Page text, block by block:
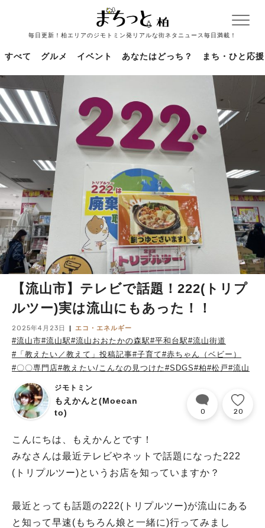
毎日更新！柏エリアのジモトミン発リアルな街ネタニュース毎日満載！
すべて グルメ イベント あなたはどっち？ まち・ひと応援
【流山市】テレビで話題！222(トリプ
ルツー)実は流山にもあった！！
2025年4月23日 エコ・エネルギー
#流山市#流山駅#流山おおたかの森駅#平和台駅#流山街道
#「教えたい／教えて」投稿記事#子育て#赤ちゃん（ベビー）
#〇〇専門店#教えたい/こんなの見つけた#SDGS#柏#松戸#流山
ジモトミン
もえかんと(Moecan
to)
0 20
こんにちは、もえかんとです！
みなさんは最近テレビやネットで話題になった222
(トリプルツー)というお店を知っていますか？
最近とっても話題の222(トリプルツー)が流山にある
と知って早速(もちろん娘と一緒に)行ってみまし